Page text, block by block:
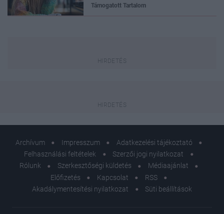
Támogatott Tartalom
Archívum Impresszum
Adatkezelési tájékoztató
Felhasználási feltételek
Szerzői jogi nyilatkozat
Rólunk
Szerkesztőségi küldetés
Médiaajánlat
Előfizetés
Kapcsolat
RSS
Akadálymentesítési nyilatkozat
Süti beállítások